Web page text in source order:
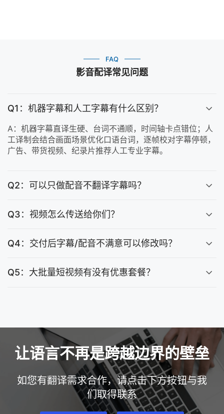
影音配译常见问题
FAQ
Q1：机器字幕和人工字幕有什么区别？
A：机器字幕直译生硬、台词不通顺，时间轴卡点错位；人
工译制会结合画面场景优化口语台词，逐帧校对字幕停顿，
广告、带货视频、纪录片推荐人工专业字幕。
Q2：可以只做配音不翻译字幕吗？
Q3：视频怎么传送给你们？
Q4：交付后字幕/配音不满意可以修改吗？
Q5：大批量短视频有没有优惠套餐？
让语言不再是跨越边界的壁垒
如您有翻译需求合作，请点击下方按钮与我
们取得联系